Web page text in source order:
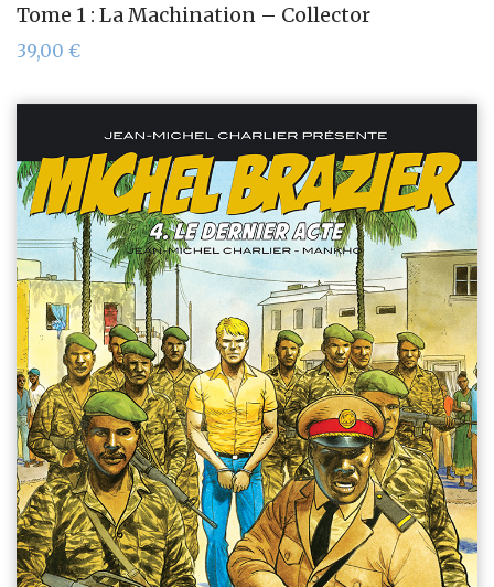
Tome 1 : La Machination – Collector
39,00 €